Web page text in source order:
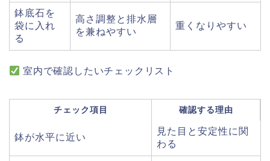
鉢底石を
袋に入れ
る
高さ調整と排水層
を兼ねやすい
重くなりやすい
室内で確認したいチェックリスト
チェック項目 確認する理由
鉢が水平に近い
見た目と安定性に関
わる